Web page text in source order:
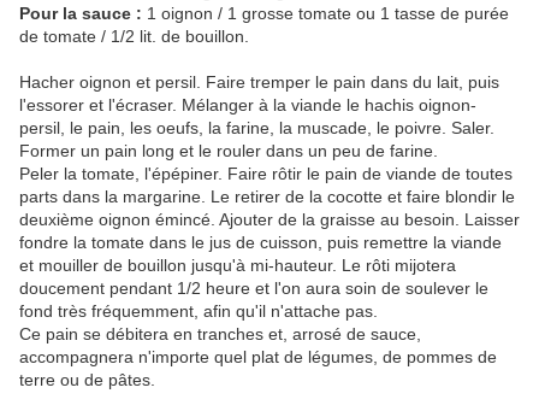
Pour la sauce : 1 oignon / 1 grosse tomate ou 1 tasse de purée
de tomate / 1/2 lit. de bouillon.
Hacher oignon et persil. Faire tremper le pain dans du lait, puis
l'essorer et l'écraser. Mélanger à la viande le hachis oignon-
persil, le pain, les oeufs, la farine, la muscade, le poivre. Saler.
Former un pain long et le rouler dans un peu de farine.
Peler la tomate, l'épépiner. Faire rôtir le pain de viande de toutes
parts dans la margarine. Le retirer de la cocotte et faire blondir le
deuxième oignon émincé. Ajouter de la graisse au besoin. Laisser
fondre la tomate dans le jus de cuisson, puis remettre la viande
et mouiller de bouillon jusqu'à mi-hauteur. Le rôti mijotera
doucement pendant 1/2 heure et l'on aura soin de soulever le
fond très fréquemment, afin qu'il n'attache pas.
Ce pain se débitera en tranches et, arrosé de sauce,
accompagnera n'importe quel plat de légumes, de pommes de
terre ou de pâtes.